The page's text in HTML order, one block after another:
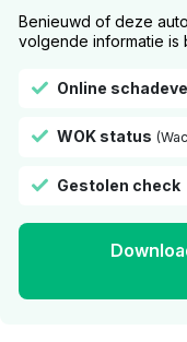
Benieuwd of deze
volgende informatie is
Online
WOK status
Gestolen check